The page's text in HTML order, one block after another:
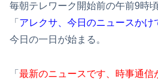
毎朝テレワーク開始前の午前9時頃
「 アレクサ、今日のニュースかけ
今日の一日が始まる。
「 最新のニュースです、時事通信